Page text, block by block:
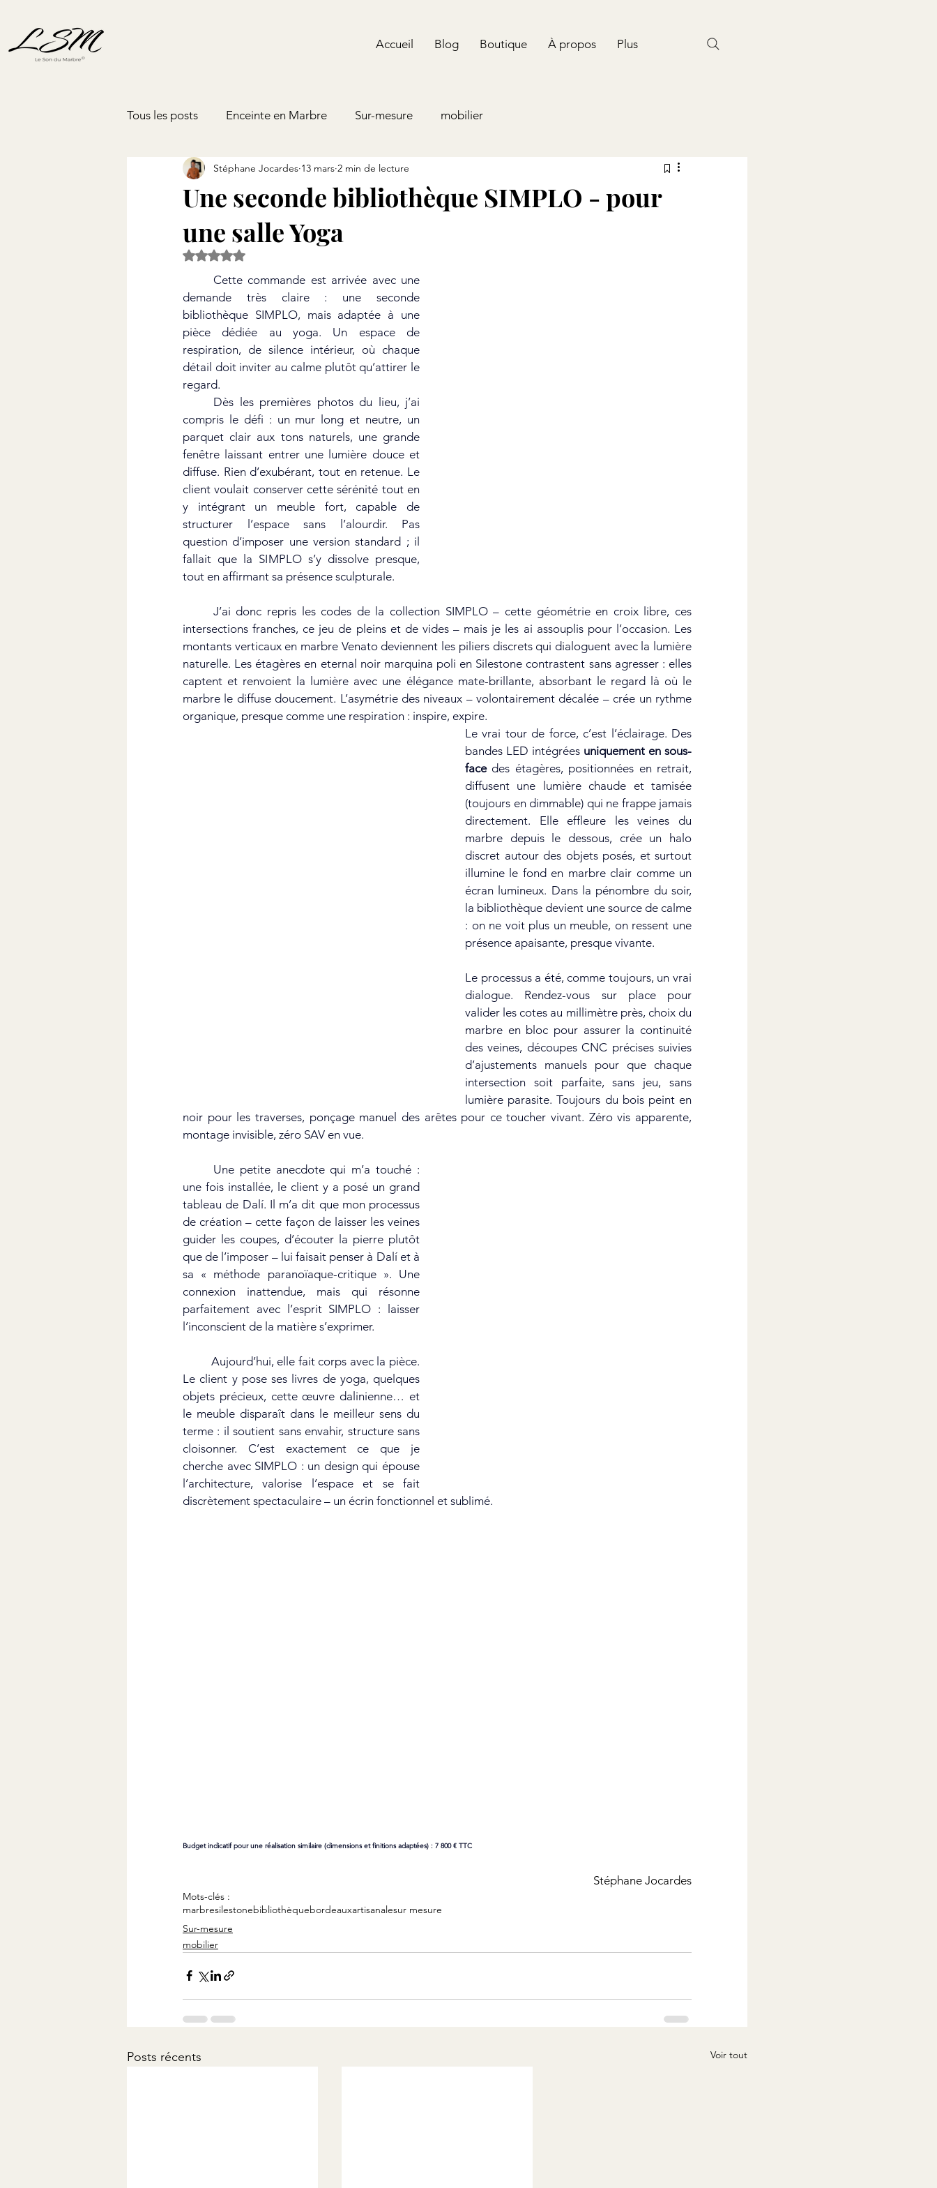
Accueil Blog Boutique À propos Plus
Tous les posts Enceinte en Marbre Sur-mesure mobilier
Une seconde bibliothèque SIMPLO - pour
une salle Yoga
Stéphane Jocardes 13 mars 2 min de lecture
Noté NaN étoiles sur 5.
demande très claire : une seconde
bibliothèque SIMPLO, mais adaptée à une
pièce dédiée au yoga. Un espace de
respiration, de silence intérieur, où chaque
détail doit inviter au calme plutôt qu’attirer le
regard.
compris le défi : un mur long et neutre, un
parquet clair aux tons naturels, une grande
fenêtre laissant entrer une lumière douce et
diffuse. Rien d’exubérant, tout en retenue. Le
client voulait conserver cette sérénité tout en
y intégrant un meuble fort, capable de
structurer l’espace sans l’alourdir. Pas
question d’imposer une version standard ; il
fallait que la SIMPLO s’y dissolve presque,
tout en affirmant sa présence sculpturale.
intersections franches, ce jeu de pleins et de vides – mais je les ai assouplis pour l’occasion. Les
montants verticaux en marbre Venato deviennent les piliers discrets qui dialoguent avec la lumière
naturelle. Les étagères en eternal noir marquina poli en Silestone contrastent sans agresser : elles
captent et renvoient la lumière avec une élégance mate-brillante, absorbant le regard là où le
marbre le diffuse doucement. L’asymétrie des niveaux – volontairement décalée – crée un rythme
organique, presque comme une respiration : inspire, expire.
Le vrai tour de force, c’est l’éclairage. Des
bandes LED intégrées uniquement en sous-
face des étagères, positionnées en retrait,
diffusent une lumière chaude et tamisée
(toujours en dimmable) qui ne frappe jamais
directement. Elle effleure les veines du
marbre depuis le dessous, crée un halo
discret autour des objets posés, et surtout
illumine le fond en marbre clair comme un
écran lumineux. Dans la pénombre du soir,
la bibliothèque devient une source de calme
: on ne voit plus un meuble, on ressent une
présence apaisante, presque vivante.
Le processus a été, comme toujours, un vrai
dialogue. Rendez-vous sur place pour
valider les cotes au millimètre près, choix du
marbre en bloc pour assurer la continuité
des veines, découpes CNC précises suivies
d’ajustements manuels pour que chaque
intersection soit parfaite, sans jeu, sans
lumière parasite. Toujours du bois peint en
noir pour les traverses, ponçage manuel des arêtes pour ce toucher vivant. Zéro vis apparente,
montage invisible, zéro SAV en vue.
une fois installée, le client y a posé un grand
tableau de Dalí. Il m’a dit que mon processus
de création – cette façon de laisser les veines
guider les coupes, d’écouter la pierre plutôt
que de l’imposer – lui faisait penser à Dalí et à
sa « méthode paranoïaque-critique ». Une
connexion inattendue, mais qui résonne
parfaitement avec l’esprit SIMPLO : laisser
l’inconscient de la matière s’exprimer.
Le client y pose ses livres de yoga, quelques
objets précieux, cette œuvre dalinienne… et
le meuble disparaît dans le meilleur sens du
terme : il soutient sans envahir, structure sans
cloisonner. C’est exactement ce que je
cherche avec SIMPLO : un design qui épouse
l’architecture, valorise l’espace et se fait
discrètement spectaculaire – un écrin fonctionnel et sublimé.
Budget indicatif pour une réalisation similaire (dimensions et finitions adaptées) : 7 800 € TTC
Stéphane Jocardes
Mots-clés :
marbresilestonebibliothèquebordeauxartisanalesur mesure
Sur-mesure
mobilier
Posts récents Voir tout